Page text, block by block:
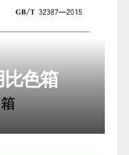
色箱